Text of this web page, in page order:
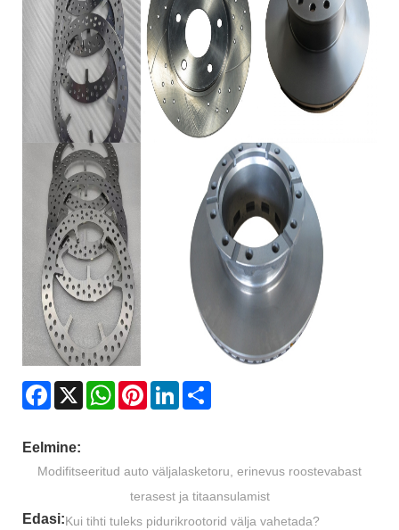
Facebook
X WhatsAppPinterestLinkedIn
Eelmine:
Modifitseeritud auto väljalasketoru, erinevus roostevabast
terasest ja titaansulamist
Edasi:Kui tihti tuleks pidurikrootorid välja vahetada?